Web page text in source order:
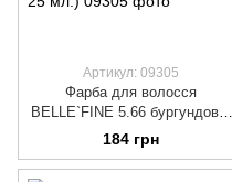
Артикул: 09305
Фарба для волосся
BELLE`FINE 5.66 бургундово-
червоний колір (тюбик з крем-
фарбою 50 мл, флакон з
окислювачем 50 мл, бальзам
184 грн